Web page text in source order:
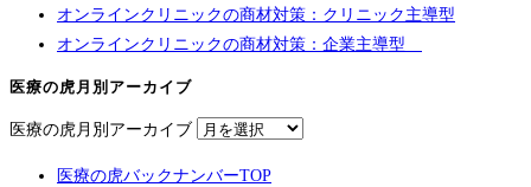
オンラインクリニックの商材対策：クリニック主導型
オンラインクリニックの商材対策：企業主導型
医療の虎月別アーカイブ
医療の虎月別アーカイブ
医療の虎バックナンバーTOP